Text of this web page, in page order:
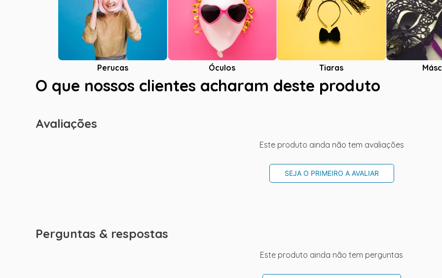
Perucas Óculos Tiaras
O que nossos clientes acharam deste produto
Avaliações
Este produto ainda não tem avaliações
SEJA O PRIMEIRO A AVALIAR
Perguntas & respostas
Este produto ainda não tem perguntas